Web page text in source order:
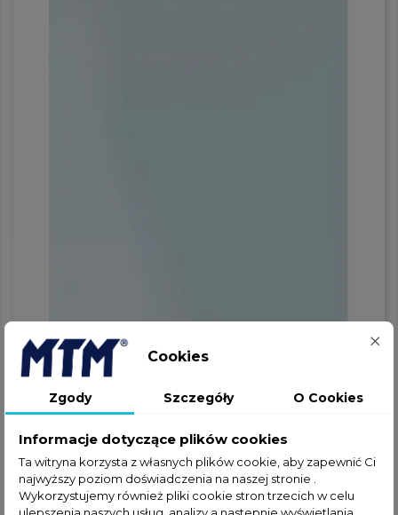
Cookies
Zgody Szczegóły O Cookies
Informacje dotyczące plików cookies
Ta witryna korzysta z własnych plików cookie, aby zapewnić Ci
najwyższy poziom doświadczenia na naszej stronie .
Wykorzystujemy również pliki cookie stron trzecich w celu
ulepszenia naszych usług, analizy a nastepnie wyświetlania